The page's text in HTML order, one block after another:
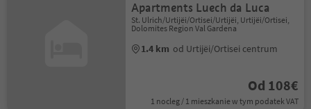
Apartments Luech da Luca
St. Ulrich/Urtijëi/Ortisei/Urtijëi, Urtijëi/Ortisei,
Dolomites Region Val Gardena
1.4 km od Urtijëi/Ortisei centrum
Od 108€
1 nocleg / 1 mieszkanie w tym podatek VAT